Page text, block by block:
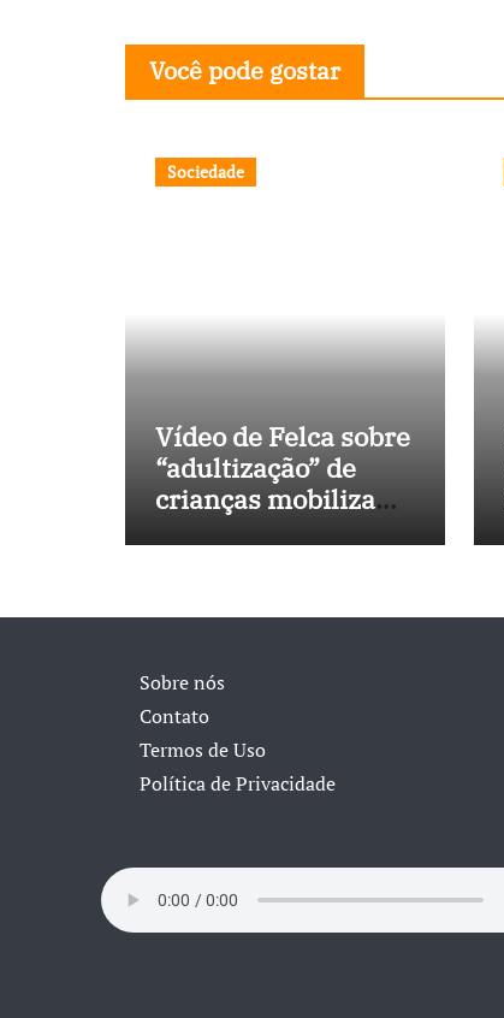
Você pode gostar
Sociedade
Vídeo de Felca sobre
“adultização” de
crianças mobiliza
Sobre nós
Contato
Termos de Uso
Política de Privacidade